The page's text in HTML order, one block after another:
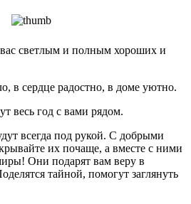
вас светлым и полным хороших и
в сердце радостно, в доме уютно.
весь год с вами рядом.
всегда под рукой. С добрыми
их почаще, а вместе с ними
Они подарят вам веру в
тайной, помогут заглянуть